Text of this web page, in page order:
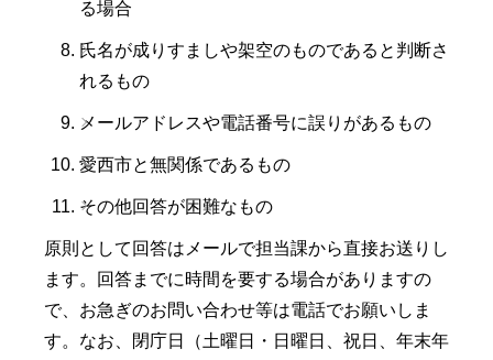
る場合
氏名が成りすましや架空のものであると判断さ
れるもの
メールアドレスや電話番号に誤りがあるもの
愛西市と無関係であるもの
その他回答が困難なもの
原則として回答はメールで担当課から直接お送りし
ます。回答までに時間を要する場合がありますの
で、お急ぎのお問い合わせ等は電話でお願いしま
す。なお、閉庁日（土曜日・日曜日、祝日、年末年